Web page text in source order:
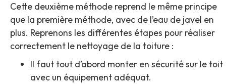
Cette deuxième méthode reprend le même principe
que la première méthode, avec de l’eau de javel en
plus. Reprenons les différentes étapes pour réaliser
correctement le nettoyage de la toiture :
Il faut tout d’abord monter en sécurité sur le toit
avec un équipement adéquat.